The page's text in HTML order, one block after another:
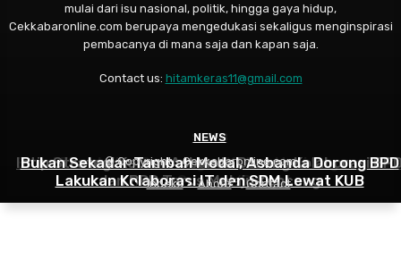
SELEB
Badai Fitnah dan Persaingan Kotor: Heni Sagara
Suara Soal Isu ‘Bunga’
NEWS
Intip Strategi Ketum Asbanda Dorong Kolaborasi
dan BPR Terus Melaju Kencang
NEWS
Bukan Sekadar Tambah Modal, Asbanda Dorong BPD
Lakukan Kolaborasi IT dan SDM Lewat KUB
mulai dari isu nasional, politik, hingga gaya hidup,
Cekkabaronline.com berupaya mengedukasi sekaligus menginspirasi
pembacanya di mana saja dan kapan saja.
Contact us: hitamkeras11@gmail.com
© Copyright - Cekkabaronline.com
Indeks
About Contact